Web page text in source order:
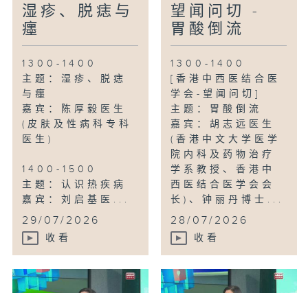
湿疹、脱痣与
癦
1300-1400
主题：湿疹、脱痣
与癦
嘉宾：陈厚毅医生
(皮肤及性病科专科
医生)
1400-1500
主题：认识热疾病
嘉宾：刘启基医...
29/07/2026
收看
望闻问切 -
胃酸倒流
1300-1400
[香港中西医结合医
学会-望闻问切]
主题：胃酸倒流
嘉宾：胡志远医生
(香港中文大学医学
院内科及药物治疗
学系教授、香港中
西医结合医学会会
长)、钟丽丹博士...
28/07/2026
收看